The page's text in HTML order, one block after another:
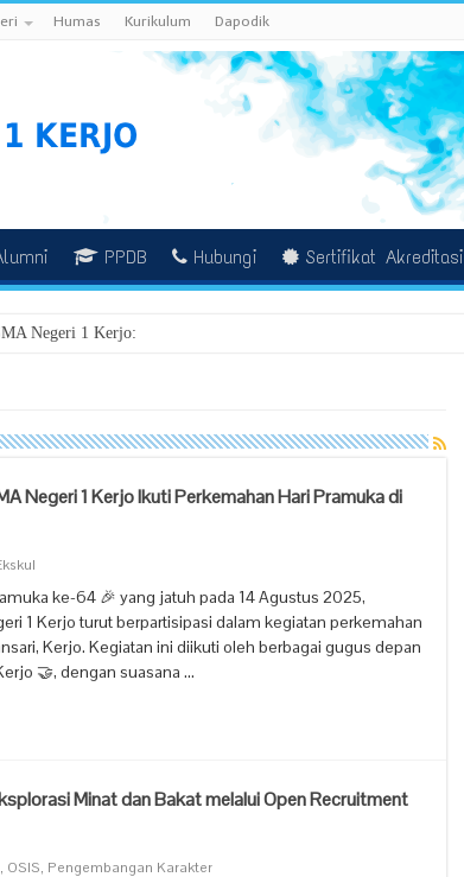
Humas Kurikulum Dapodik
PPDB Hubungi Sertifikat Akreditasi
Negeri 1 Kerjo: Jejak Pengabdian, Semangat
Negeri 1 Kerjo Ikuti Perkemahan Hari Pramuka di
ke-64 🎉 yang jatuh pada 14 Agustus 2025,
1 Kerjo turut berpartisipasi dalam kegiatan perkemahan
Kerjo. Kegiatan ini diikuti oleh berbagai gugus depan
🤝, dengan suasana …
Minat dan Bakat melalui Open Recruitment
, OSIS, Pengembangan Karakter